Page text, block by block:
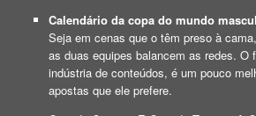
Calendário da copa do mundo
Seja em cenas que o têm preso à
as duas equipes balancem as redes. O
indústria de conteúdos, é um pouco
apostas que ele prefere.